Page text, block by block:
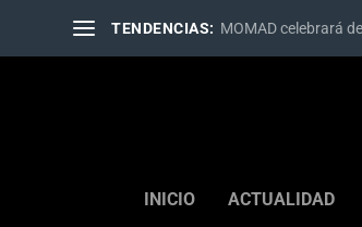
TENDENCIAS: MOMAD celebrará
INICIO ACTUALIDAD